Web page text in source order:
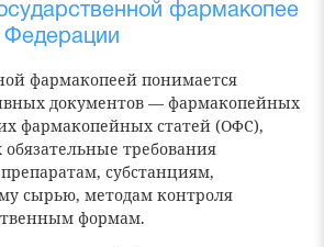
фармакопее
Федерации
фармакопеей понимается
документов — фармакопейных
фармакопейных статей (ОФС),
требования
субстанциям,
сырью, методам контроля
формам.